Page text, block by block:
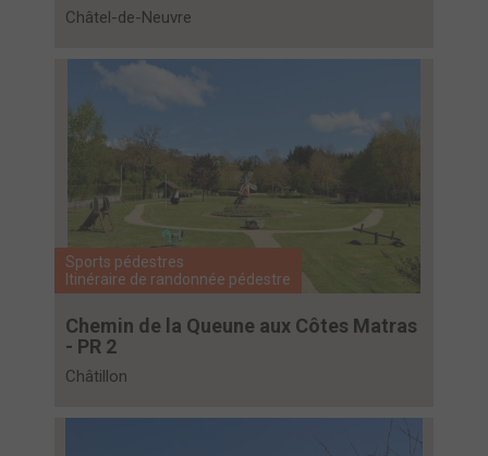
Châtel-de-Neuvre
Sports pédestres
Itinéraire de randonnée pédestre
Chemin de la Queune aux Côtes Matras
- PR 2
Châtillon